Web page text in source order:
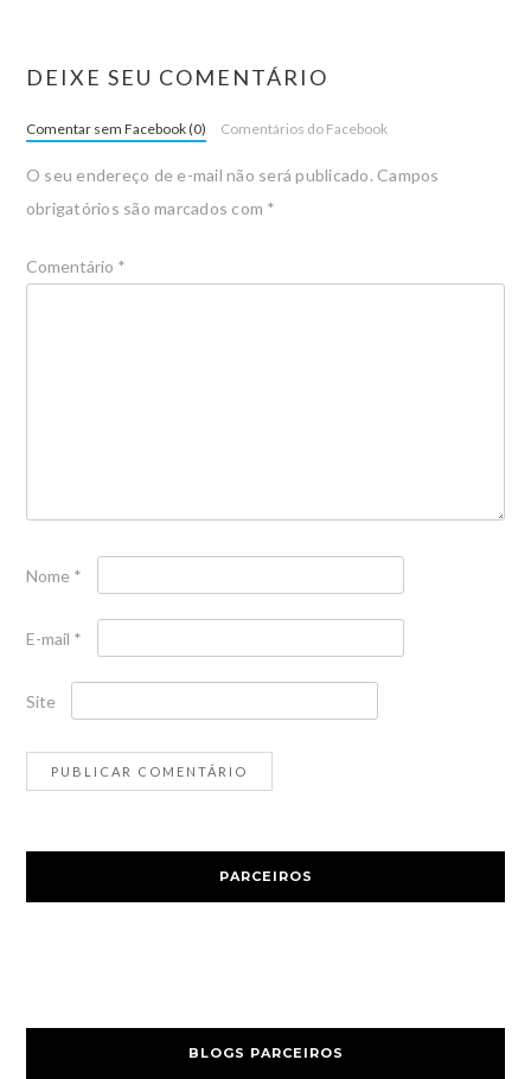
DEIXE SEU COMENTÁRIO
Comentar sem Facebook (0) Comentários do Facebook
O seu endereço de e-mail não será publicado. Campos
obrigatórios são marcados com *
Comentário *
Nome *
E-mail *
Site
PARCEIROS
BLOGS PARCEIROS